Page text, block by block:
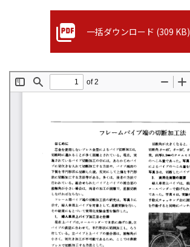
一括ダウンロード (309 KB)